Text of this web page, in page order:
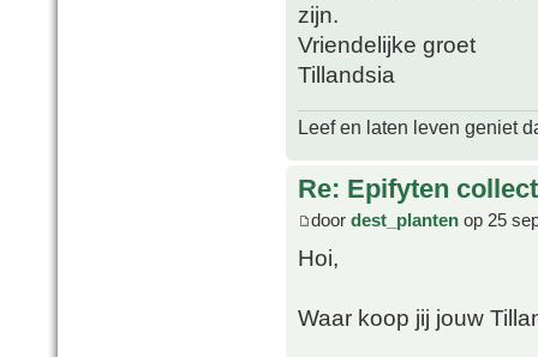
zijn.
Vriendelijke groet
Tillandsia
Leef en laten leven geniet
Re: Epifyten
door dest_planten op 25
Hoi,
Waar koop jij jouw